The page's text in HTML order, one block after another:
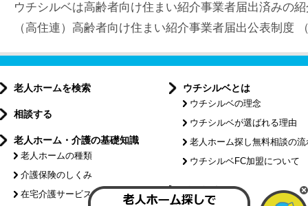
ウチシルベは高齢者向け住まい紹介事業者届出済みの
（高住連）高齢者向け住まい紹介事業者届出公表制度
老人ホームを検索
相談する
老人ホーム・介護の基礎知識
老人ホームの種類
介護保険のしくみ
在宅介護サービスについて
ウチシルベとは
ウチシルベの理念
ウチシルベが選ばれる理由
老人ホーム探し無料相談の流
ウチシルベFC加盟について
特集記事